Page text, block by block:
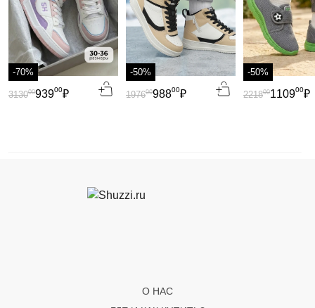
-70%
93900₽
313000
-50%
98800₽
197600
-50%
110900₽
221800
О НАС